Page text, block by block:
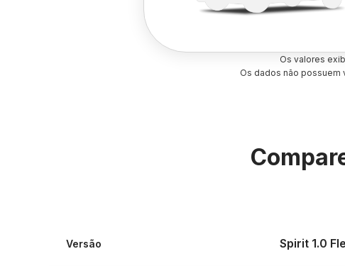
Os valores
Os dados não possuem
Versão Spirit 1.0